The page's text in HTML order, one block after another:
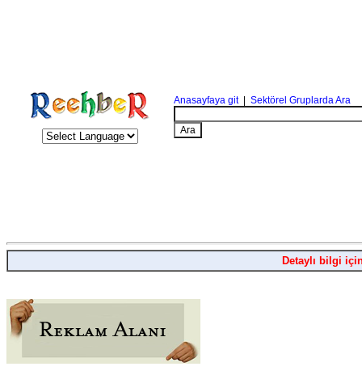
Anasayfaya git| Sektörel Gruplarda Ara
Detaylı bilgi